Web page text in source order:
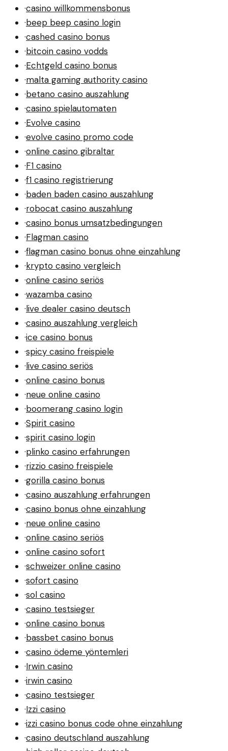
·casino willkommensbonus
·beep beep casino login
·cashed casino bonus
·bitcoin casino vodds
·Echtgeld casino bonus
·malta gaming authority casino
·betano casino auszahlung
·casino spielautomaten
·Evolve casino
·evolve casino promo code
·online casino gibraltar
·F1 casino
·f1 casino registrierung
·baden baden casino auszahlung
·robocat casino auszahlung
·casino bonus umsatzbedingungen
·Flagman casino
·flagman casino bonus ohne einzahlung
·krypto casino vergleich
·online casino seriös
·wazamba casino
·live dealer casino deutsch
·casino auszahlung vergleich
·ice casino bonus
·spicy casino freispiele
·live casino seriös
·online casino bonus
·neue online casino
·boomerang casino login
·Spirit casino
·spirit casino login
·plinko casino erfahrungen
·rizzio casino freispiele
·gorilla casino bonus
·casino auszahlung erfahrungen
·casino bonus ohne einzahlung
·neue online casino
·online casino seriös
·online casino sofort
·schweizer online casino
·sofort casino
·sol casino
·casino testsieger
·online casino bonus
·bassbet casino bonus
·casino ödeme yöntemleri
·Irwin casino
·irwin casino
·casino testsieger
·Izzi casino
·izzi casino bonus code ohne einzahlung
·casino deutschland auszahlung